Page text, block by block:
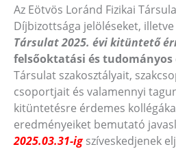
Az Eötvös Loránd Fizikai
Díjbizottsága jelöléseket,
Társulat 2025. évi kitüntető
felsőoktatási és
Társulat szakosztályait,
csoportjait és valamennyi
kitüntetésre érdemes
eredményeiket bemutató
2025.03.31-igszíveskedjenek